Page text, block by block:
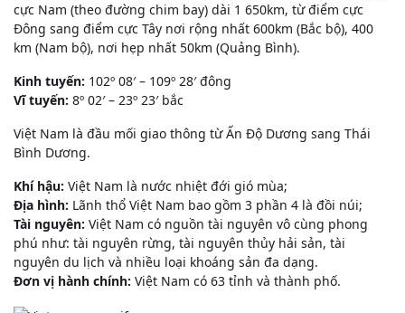
cực Nam (theo đường chim bay) dài 1 650km, từ điểm cực
Đông sang điểm cực Tây nơi rộng nhất 600km (Bắc bộ), 400
km (Nam bộ), nơi hẹp nhất 50km (Quảng Bình).
Kinh tuyến: 102º 08′ – 109º 28′ đông
Vĩ tuyến: 8º 02′ – 23º 23′ bắc
Việt Nam là đầu mối giao thông từ Ấn Độ Dương sang Thái
Bình Dương.
Khí hậu: Việt Nam là nước nhiệt đới gió mùa;
Địa hình: Lãnh thổ Việt Nam bao gồm 3 phần 4 là đồi núi;
Tài nguyên: Việt Nam có nguồn tài nguyên vô cùng phong
phú như: tài nguyên rừng, tài nguyên thủy hải sản, tài
nguyên du lịch và nhiều loại khoáng sản đa dạng.
Đơn vị hành chính: Việt Nam có 63 tỉnh và thành phố.